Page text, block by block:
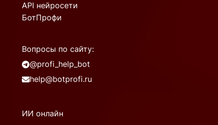
API нейросети
БотПрофи
Вопросы по сайту:
@profi_help_bot
help@botprofi.ru
ИИ онлайн